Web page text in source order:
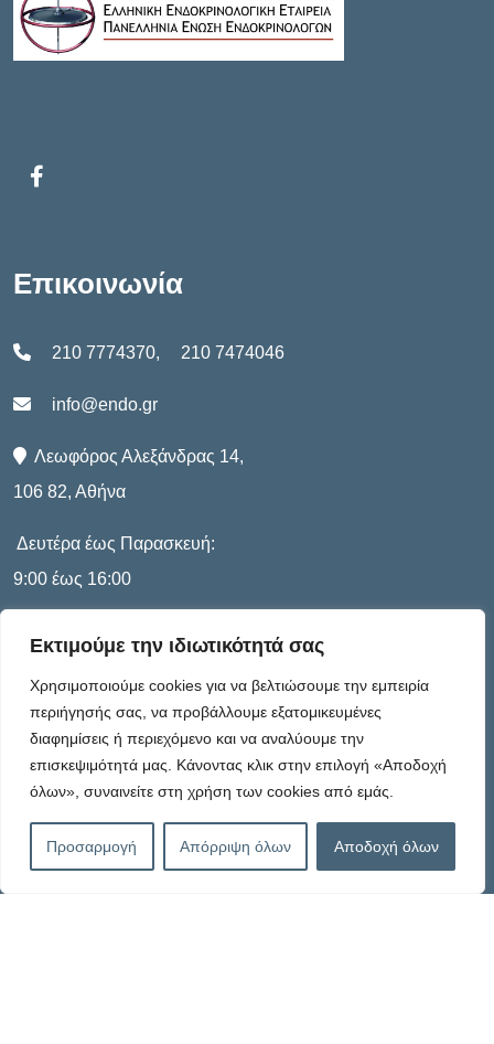
Εκτιμούμε την ιδιωτικότητά σας
Χρησιμοποιούμε cookies για να βελτιώσουμε την εμπειρία
περιήγησής σας, να προβάλλουμε εξατομικευμένες
διαφημίσεις ή περιεχόμενο και να αναλύουμε την
επισκεψιμότητά μας. Κάνοντας κλικ στην επιλογή «Αποδοχή
όλων», συναινείτε στη χρήση των cookies από εμάς.
Προσαρμογή Απόρριψη όλων Αποδοχή όλων
Επικοινωνία
210 7774370, 210 7474046
info@endo.gr
Λεωφόρος Αλεξάνδρας 14,
106 82, Αθήνα
Δευτέρα έως Παρασκευή:
9:00 έως 16:00
Πληροφορίες
Καταστατικό
Πολιτική Απορρήτου
Πολιτική Cookies – G.D.P.R.